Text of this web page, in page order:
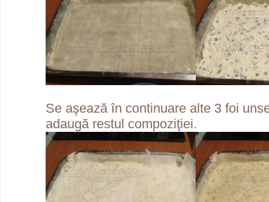
Se aşează în continuare alte 3 foi
adaugă restul compoziţiei.